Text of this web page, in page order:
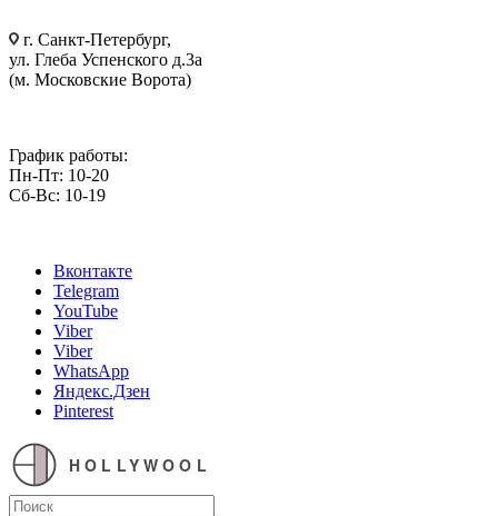
г. Санкт-Петербург,
ул. Глеба Успенского д.3а
(м. Московские Ворота)
График работы:
Пн-Пт: 10-20
Сб-Вс: 10-19
Вконтакте
Telegram
YouTube
Viber
Viber
WhatsApp
Яндекс.Дзен
Pinterest
HOLLYWOOL